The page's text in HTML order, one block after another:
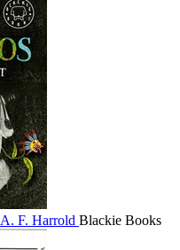
A. F. Harrold Blackie Books